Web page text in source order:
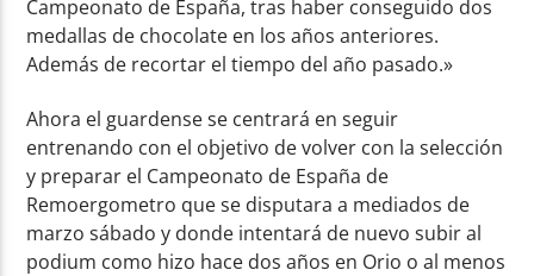
Campeonato de España, tras haber conseguido dos
medallas de chocolate en los años anteriores.
Además de recortar el tiempo del año pasado.»
Ahora el guardense se centrará en seguir
entrenando con el objetivo de volver con la selección
y preparar el Campeonato de España de
Remoergometro que se disputara a mediados de
marzo sábado y donde intentará de nuevo subir al
podium como hizo hace dos años en Orio o al menos